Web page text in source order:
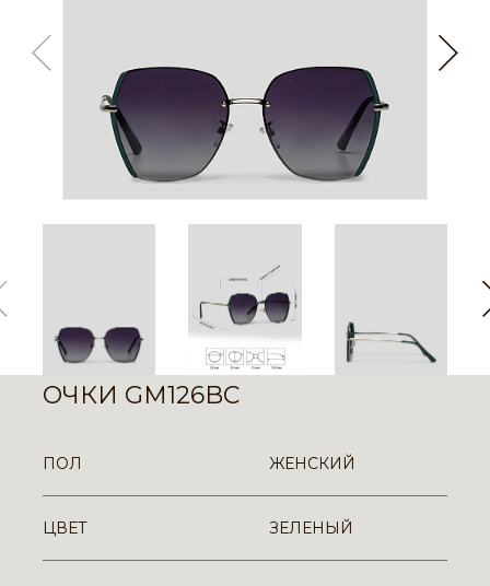
ОЧКИ GM126BC
ПОЛ ЖЕНСКИЙ
ЦВЕТ ЗЕЛЕНЫЙ